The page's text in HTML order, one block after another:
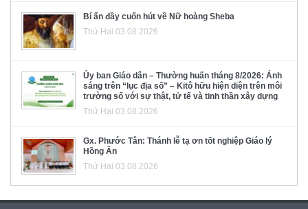
Bí ẩn đầy cuốn hút về Nữ hoàng Sheba
Thứ Hai 03.08.2026
Ủy ban Giáo dân – Thường huấn tháng 8/2026: Ánh
sáng trên “lục địa số” – Kitô hữu hiện diện trên môi
trường số với sự thật, tử tế và tinh thần xây dựng
Thứ Hai 03.08.2026
Gx. Phước Tân: Thánh lễ tạ ơn tốt nghiệp Giáo lý
Hồng Ân
Thứ Hai 03.08.2026